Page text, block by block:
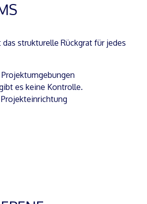
strukturelle Rückgrat für jedes
es keine Kontrolle.